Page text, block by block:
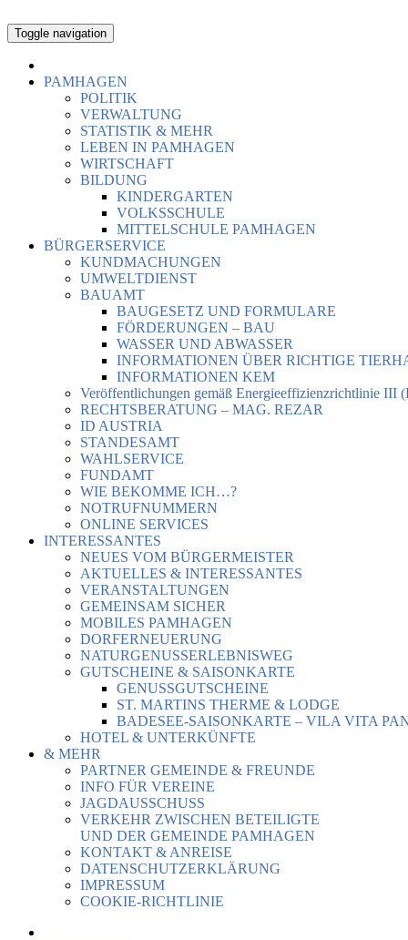
Toggle navigation
PAMHAGEN
POLITIK
VERWALTUNG
STATISTIK & MEHR
LEBEN IN PAMHAGEN
WIRTSCHAFT
BILDUNG
KINDERGARTEN
VOLKSSCHULE
MITTELSCHULE PAMHAGEN
BÜRGERSERVICE
KUNDMACHUNGEN
UMWELTDIENST
BAUAMT
BAUGESETZ UND FORMULARE
FÖRDERUNGEN – BAU
WASSER UND ABWASSER
INFORMATIONEN ÜBER RICHTIGE
INFORMATIONEN KEM
Veröffentlichungen gemäß Energieeffizienzrichtlinie III
RECHTSBERATUNG – MAG. REZAR
ID AUSTRIA
STANDESAMT
WAHLSERVICE
FUNDAMT
WIE BEKOMME ICH…?
NOTRUFNUMMERN
ONLINE SERVICES
INTERESSANTES
NEUES VOM BÜRGERMEISTER
AKTUELLES & INTERESSANTES
VERANSTALTUNGEN
GEMEINSAM SICHER
MOBILES PAMHAGEN
DORFERNEUERUNG
NATURGENUSSERLEBNISWEG
GUTSCHEINE & SAISONKARTE
GENUSSGUTSCHEINE
ST. MARTINS THERME & LODGE
BADESEE-SAISONKARTE – VILA VITA
HOTEL & UNTERKÜNFTE
& MEHR
PARTNER GEMEINDE & FREUNDE
INFO FÜR VEREINE
JAGDAUSSCHUSS
VERKEHR ZWISCHEN BETEILIGTE
UND DER GEMEINDE PAMHAGEN
KONTAKT & ANREISE
DATENSCHUTZERKLÄRUNG
IMPRESSUM
COOKIE-RICHTLINIE